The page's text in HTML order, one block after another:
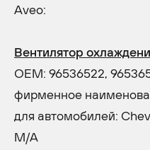
Aveo:
Вентилятор
OEM: 96536522,
фирменное
для автомобилей:
M/A